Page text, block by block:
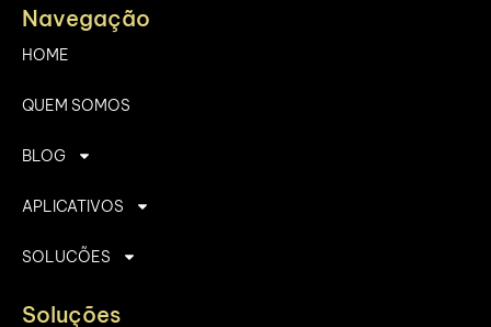
Navegação
HOME
QUEM SOMOS
BLOG
APLICATIVOS
SOLUCÕES
Soluções